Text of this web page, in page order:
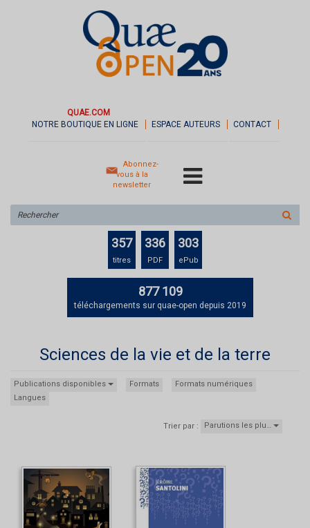
QUAE.COM
NOTRE BOUTIQUE EN LIGNE
ESPACE AUTEURS CONTACT
Abonnez-
vous à la
newsletter
sur
le
357
titres
336
PDF
303
ePub
877 109
téléchargements sur quae-open depuis 2019
Sciences de la vie et de la terre
Publications disponibles Formats
Formats numériques
Langues
Trier par : Parutions les plu…